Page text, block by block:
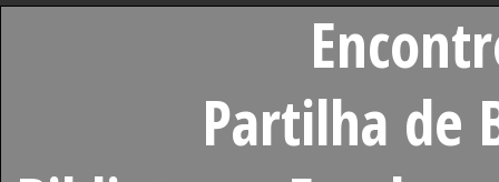
Partilha de